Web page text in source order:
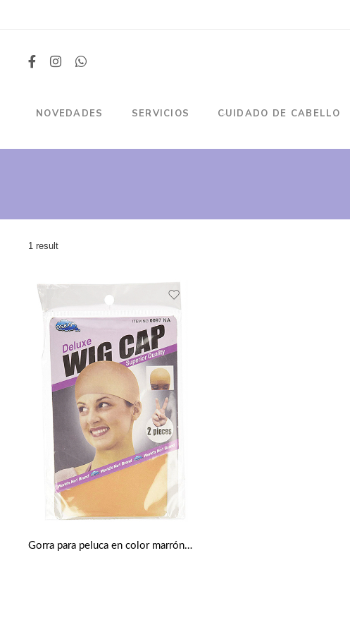
NOVEDADES SERVICIOS CUIDADO DE CABELLO
1 result
Gorra para peluca en color marrón claro